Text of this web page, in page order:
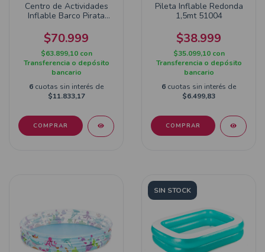
Centro de Actividades
Inflable Barco Pirata
$70.999
$63.899,10 con
Transferencia o depósito
bancario
6 cuotas sin interés de
$11.833,17
Pileta Inflable Redonda
1,5mt 51004
$38.999
$35.099,10 con
Transferencia o depósito
bancario
6 cuotas sin interés de
$6.499,83
SIN STOCK